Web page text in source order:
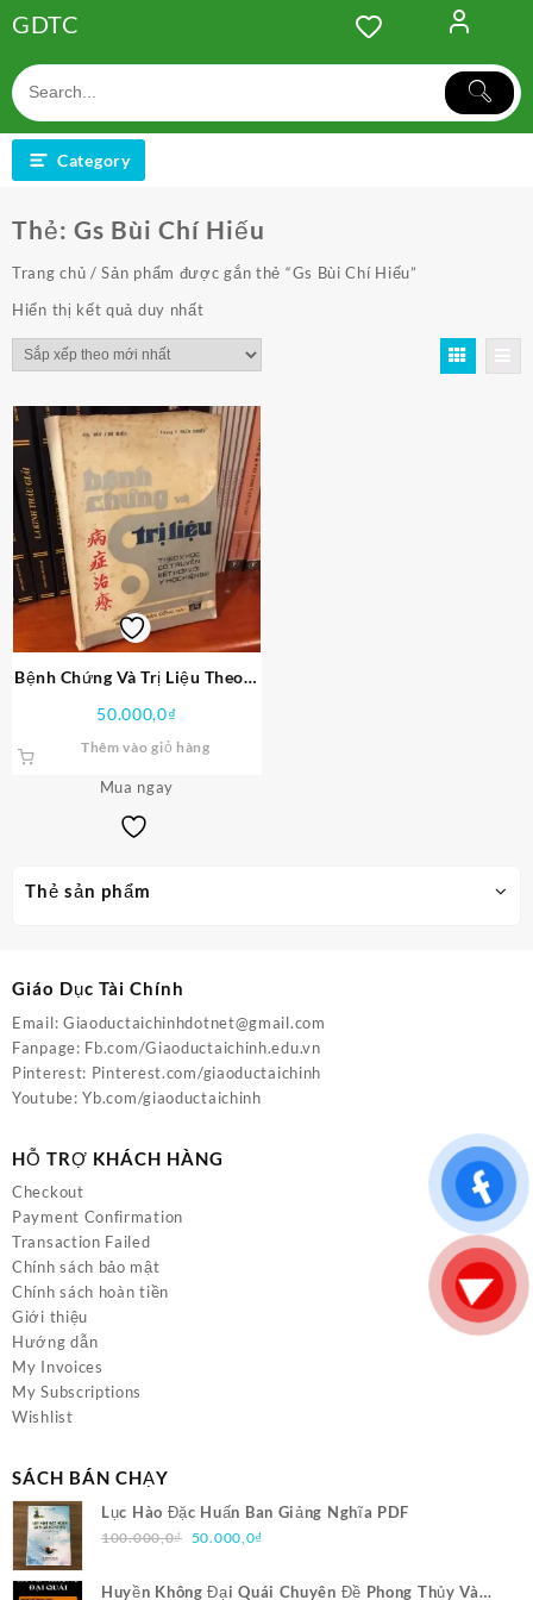
to
content
GDTC
Category
Thẻ sản phẩm
Thẻ: Gs Bùi Chí Hiếu
Trang chủ / Sản phẩm được gắn thẻ “Gs Bùi Chí Hiếu”
Hiển thị kết quả duy nhất
Bệnh Chứng Và Trị Liệu Theo Y
Học Hiện Đại PDF
50.000,0₫
Thêm vào giỏ hàng
Mua ngay
Giáo Dục Tài Chính
Email: Giaoductaichinhdotnet@gmail.com
Fanpage: Fb.com/Giaoductaichinh.edu.vn
Pinterest: Pinterest.com/giaoductaichinh
Youtube:Yb.com/giaoductaichinh
HỖ TRỢ KHÁCH HÀNG
Checkout
Payment Confirmation
Transaction Failed
Chính sách bảo mật
Chính sách hoàn tiền
Giới thiệu
Hướng dẫn
My Invoices
My Subscriptions
Wishlist
SÁCH BÁN CHẠY
Lục Hào Đặc Huấn Ban Giảng Nghĩa PDF
100.000,0₫ Giá
là:
50.000,0₫
tại
Huyền Không Đại Quái Chuyên Đề Phong Thủy Và